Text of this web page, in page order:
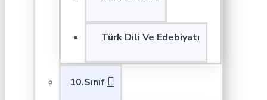
Türk Dili Ve Edebiyatı
10.Sınıf